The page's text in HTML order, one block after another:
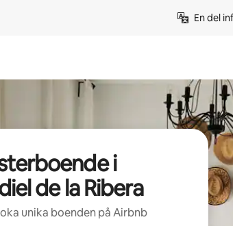
En del
i
de la Ribera
unika boenden på Airbnb